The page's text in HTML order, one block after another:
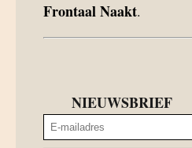
Frontaal Naakt.
NIEUWSBRIEF